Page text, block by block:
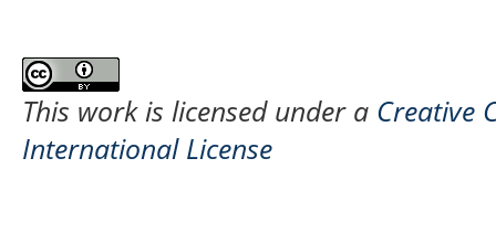
This work is licensed under a Creative
International License